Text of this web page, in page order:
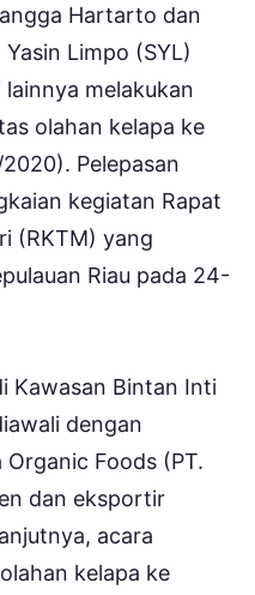
Hartarto dan
Limpo (SYL)
melakukan
olahan kelapa ke
Pelepasan
kegiatan Rapat
(RKTM) yang
Riau pada 24-
Kawasan Bintan Inti
dengan
Organic Foods (PT.
dan eksportir
acara
kelapa ke